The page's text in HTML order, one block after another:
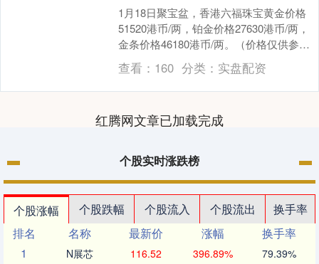
1月18日聚宝盆，香港六福珠宝黄金价格
51520港币/两，铂金价格27630港币/两，
金条价格46180港币/两。（价格仅供参
考，以门店实际为准）同日上海黄金交....
查看： 160 分类： 实盘配资
红腾网文章已加载完成
个股实时涨跌榜
个股涨幅 个股跌幅 个股流入 个股流出
换手率
排名
名称 最新价 涨幅
换手率
1
N展芯 116.52 396.89% 79.39%